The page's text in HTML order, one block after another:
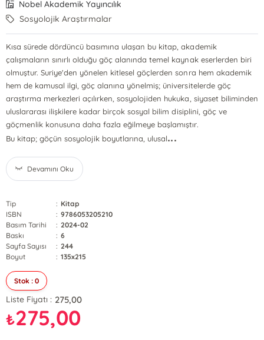
Nobel Akademik Yayıncılık
Sosyolojik Araştırmalar
Kısa sürede dördüncü basımına ulaşan bu kitap, akademik
çalışmaların sınırlı olduğu göç alanında temel kaynak eserlerden biri
olmuştur. Suriye'den yönelen kitlesel göçlerden sonra hem akademik
hem de kamusal ilgi, göç alanına yönelmiş; üniversitelerde göç
araştırma merkezleri açılırken, sosyolojiden hukuka, siyaset biliminden
uluslararası ilişkilere kadar birçok sosyal bilim disiplini, göç ve
göçmenlik konusuna daha fazla eğilmeye başlamıştır.
Bu kitap; göçün sosyolojik boyutlarına, ulusal...
Devamını Oku
Tip : Kitap
ISBN
: 9786053205210
Basım Tarihi
: 2024-02
Baskı
: 6
Sayfa Sayısı
: 244
Boyut
: 135x215
Stok : 0
Liste Fiyatı : 275,00
₺275,00